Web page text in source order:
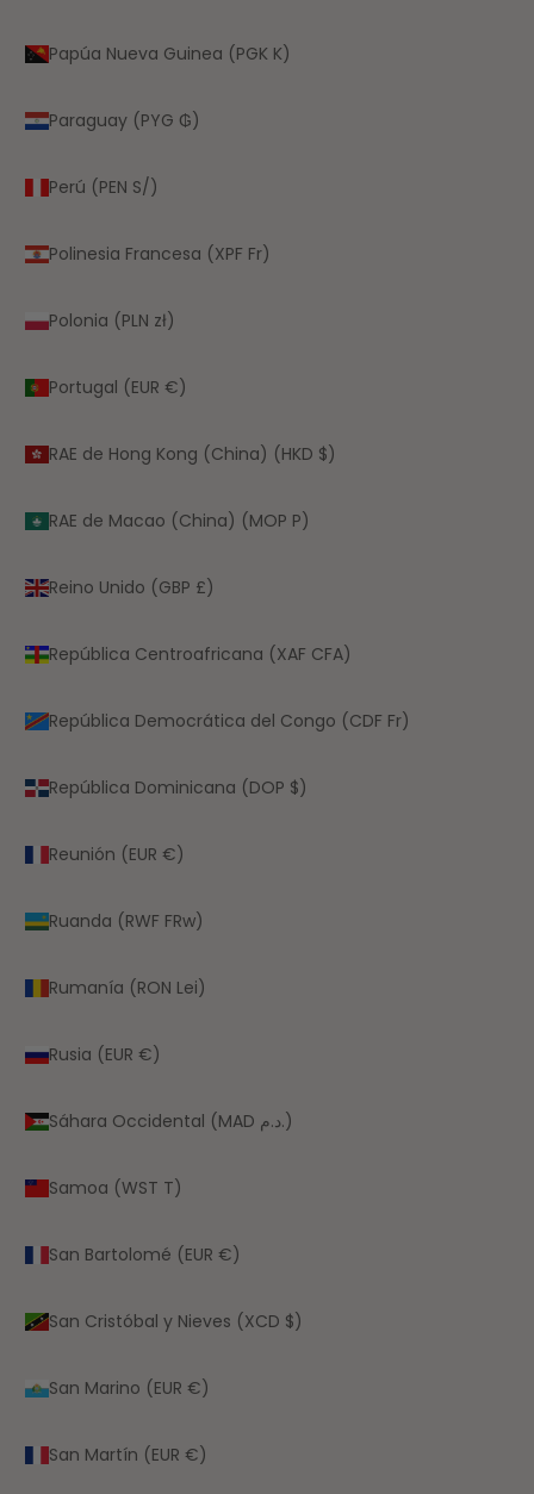
Papúa Nueva Guinea (PGK K)
Paraguay (PYG ₲)
Perú (PEN S/)
Polinesia Francesa (XPF Fr)
Polonia (PLN zł)
Portugal (EUR €)
RAE de Hong Kong (China) (HKD $)
RAE de Macao (China) (MOP P)
Reino Unido (GBP £)
República Centroafricana (XAF CFA)
República Democrática del Congo (CDF Fr)
República Dominicana (DOP $)
Reunión (EUR €)
Ruanda (RWF FRw)
Rumanía (RON Lei)
Rusia (EUR €)
Sáhara Occidental (MAD د.م.)
Samoa (WST T)
San Bartolomé (EUR €)
San Cristóbal y Nieves (XCD $)
San Marino (EUR €)
San Martín (EUR €)